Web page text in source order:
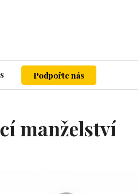
Podpořte nás
manželství